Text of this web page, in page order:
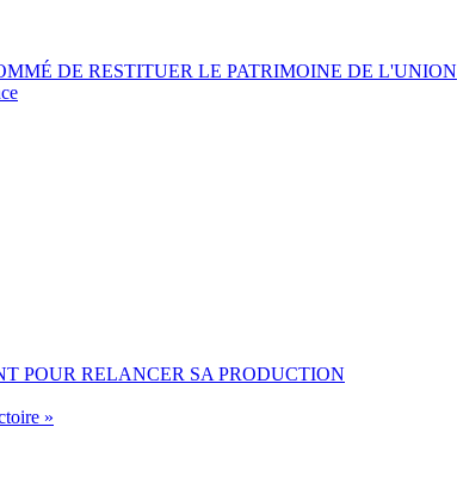
DE RESTITUER LE PATRIMOINE DE L'UNION
POUR RELANCER SA PRODUCTION
»